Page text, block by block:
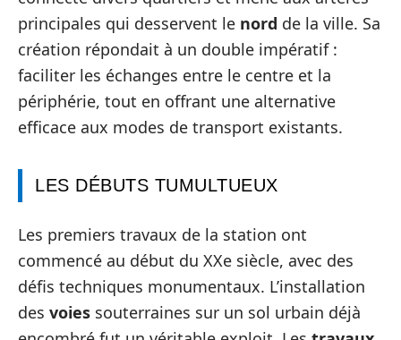
principales qui desservent le nord de la ville. Sa
création répondait à un double impératif :
faciliter les échanges entre le centre et la
périphérie, tout en offrant une alternative
efficace aux modes de transport existants.
LES DÉBUTS TUMULTUEUX
Les premiers travaux de la station ont
commencé au début du XXe siècle, avec des
défis techniques monumentaux. L’installation
des voies souterraines sur un sol urbain déjà